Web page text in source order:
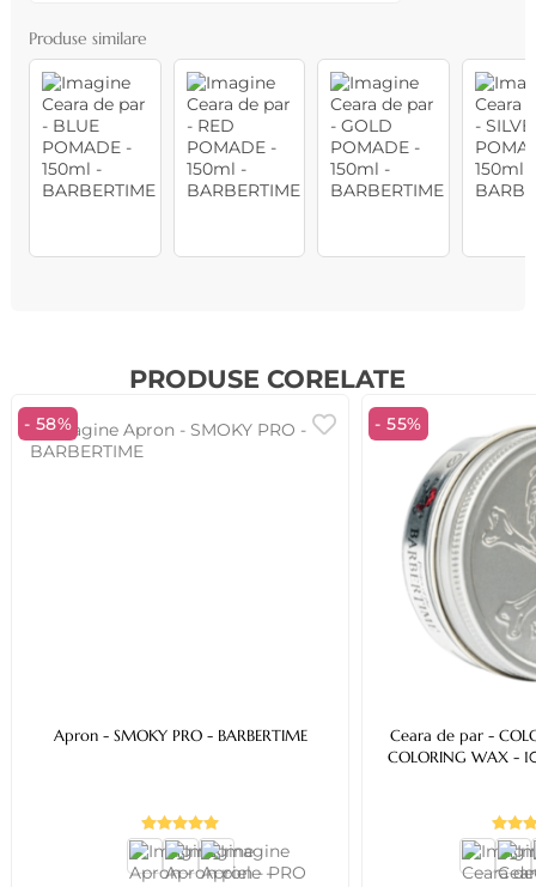
Produse similare
PRODUSE CORELATE
- 58%
Apron - SMOKY PRO - BARBERTIME
- 55%
Ceara de par -
COLORING WAX -